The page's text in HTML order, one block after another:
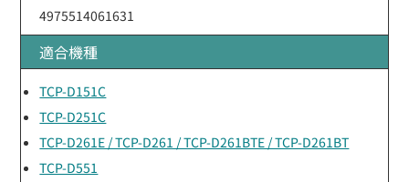
4975514061631
適合機種
TCP-D151C
TCP-D251C
TCP-D261E / TCP-D261 / TCP-D261BTE / TCP-D261BT
TCP-D551